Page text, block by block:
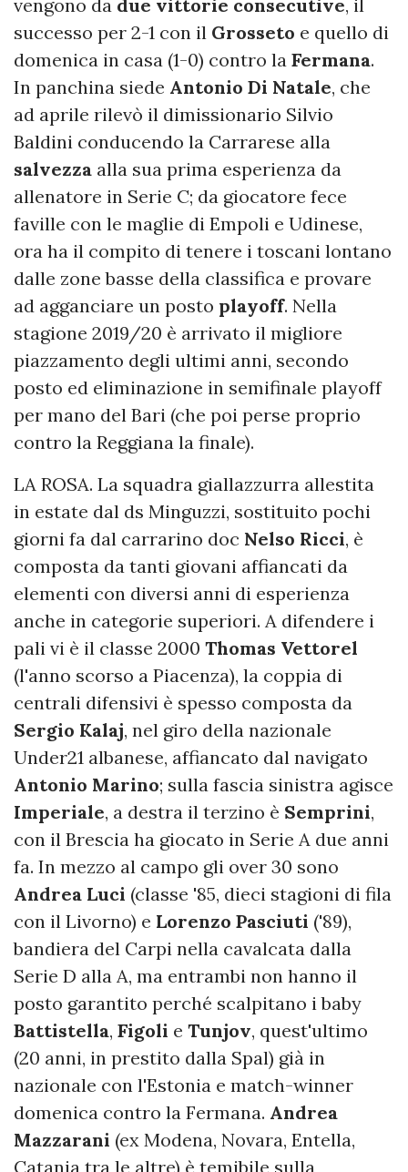
vengono da due vittorie consecutive, il
successo per 2-1 con il Grosseto e quello di
domenica in casa (1-0) contro la Fermana.
In panchina siede Antonio Di Natale, che
ad aprile rilevò il dimissionario Silvio
Baldini conducendo la Carrarese alla
salvezza alla sua prima esperienza da
allenatore in Serie C; da giocatore fece
faville con le maglie di Empoli e Udinese,
ora ha il compito di tenere i toscani lontano
dalle zone basse della classifica e provare
ad agganciare un posto playoff. Nella
stagione 2019/20 è arrivato il migliore
piazzamento degli ultimi anni, secondo
posto ed eliminazione in semifinale playoff
per mano del Bari (che poi perse proprio
contro la Reggiana la finale).
LA ROSA. La squadra giallazzurra allestita
in estate dal ds Minguzzi, sostituito pochi
giorni fa dal carrarino doc Nelso Ricci, è
composta da tanti giovani affiancati da
elementi con diversi anni di esperienza
anche in categorie superiori. A difendere i
pali vi è il classe 2000 Thomas Vettorel
(l'anno scorso a Piacenza), la coppia di
centrali difensivi è spesso composta da
Sergio Kalaj, nel giro della nazionale
Under21 albanese, affiancato dal navigato
Antonio Marino; sulla fascia sinistra agisce
Imperiale, a destra il terzino è Semprini,
con il Brescia ha giocato in Serie A due anni
fa. In mezzo al campo gli over 30 sono
Andrea Luci (classe '85, dieci stagioni di fila
con il Livorno) e Lorenzo Pasciuti ('89),
bandiera del Carpi nella cavalcata dalla
Serie D alla A, ma entrambi non hanno il
posto garantito perché scalpitano i baby
Battistella, Figoli e Tunjov, quest'ultimo
(20 anni, in prestito dalla Spal) già in
nazionale con l'Estonia e match-winner
domenica contro la Fermana. Andrea
Mazzarani (ex Modena, Novara, Entella,
Catania tra le altre) è temibile sulla